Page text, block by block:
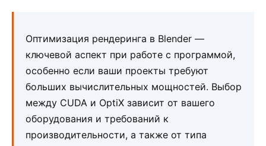
Оптимизация рендеринга в Blender —
ключевой аспект при работе с программой,
особенно если ваши проекты требуют
больших вычислительных мощностей. Выбор
между CUDA и OptiX зависит от вашего
оборудования и требований к
производительности, а также от типа